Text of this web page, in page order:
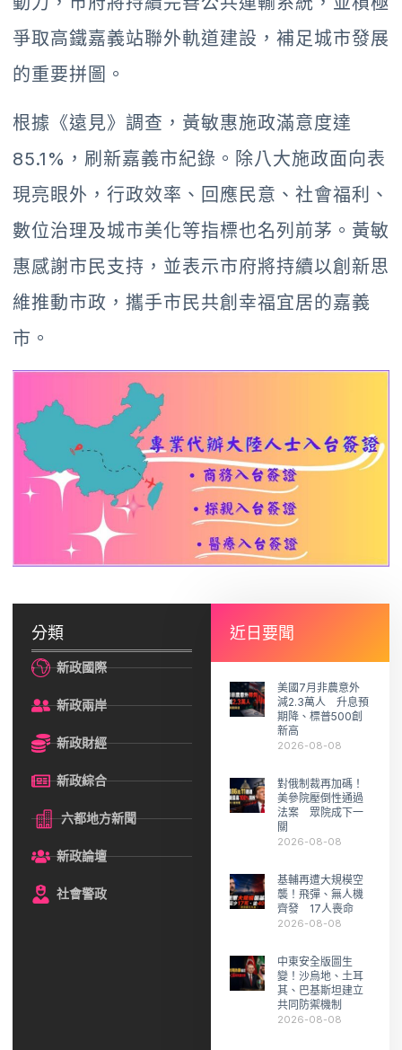
爭取高鐵嘉義站聯外軌道建設，補足城市發展
的重要拼圖。
根據《遠見》調查，黃敏惠施政滿意度達
85.1%，刷新嘉義市紀錄。除八大施政面向表
現亮眼外，行政效率、回應民意、社會福利、
數位治理及城市美化等指標也名列前茅。黃敏
惠感謝市民支持，並表示市府將持續以創新思
維推動市政，攜手市民共創幸福宜居的嘉義
市。
分類
新政國際
新政兩岸
新政財經
新政綜合
六都地方新聞
新政論壇
社會警政
近日要聞
美國7月非農意外
減2.3萬人 升息預
期降、標普500創
新高
2026-08-08
對俄制裁再加碼！
美參院壓倒性通過
法案 眾院成下一
關
2026-08-08
基輔再遭大規模空
襲！飛彈、無人機
齊發 17人喪命
2026-08-08
中東安全版圖生
變！沙烏地、土耳
其、巴基斯坦建立
共同防禦機制
2026-08-08